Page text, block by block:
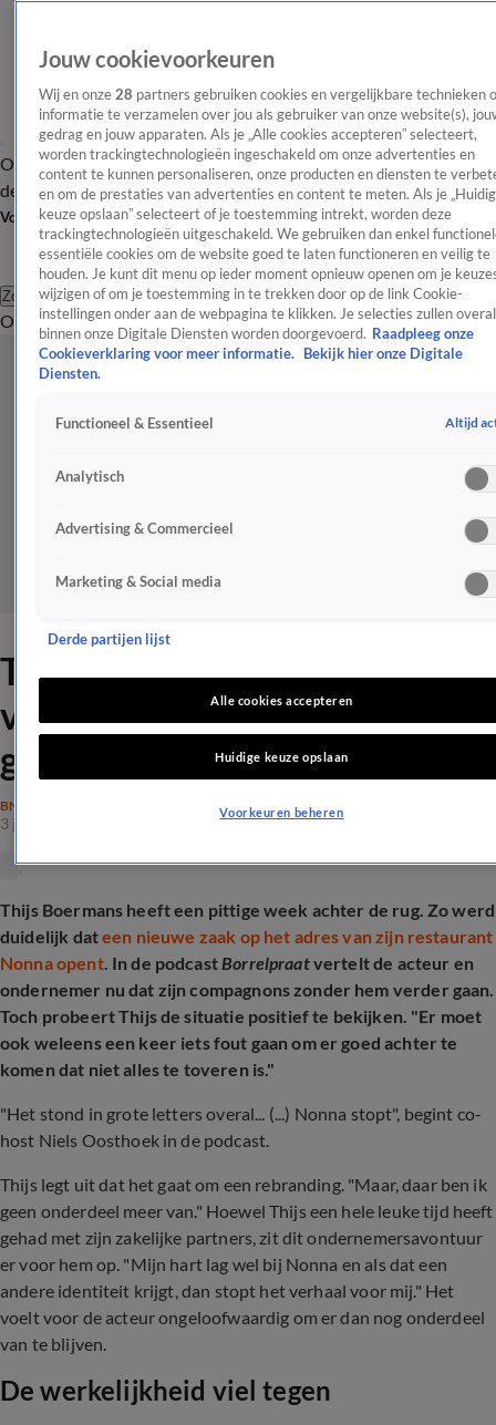
OverzichtAfleveringen Entertainment TV Algemeen
Tip
de redactieNieuwsbrief
Volg Shownieuws
Zoeken
OverzichtEntertainmentSpraakmakendRealityCrimeVideo's
Thijs Boermans eerlijk over
vertrek bij Nonna, partners
gaan door zonder hem
BN'ERS
3 juni 2026, 20:42
Thijs Boermans heeft een pittige week achter de rug. Zo werd
duidelijk dateen nieuwe zaak op het adres van zijn restaurant
Nonna opent. In de podcastBorrelpraatvertelt de acteur en
ondernemer nu dat zijn compagnons zonder hem verder gaan.
Toch probeert Thijs de situatie positief te bekijken. "Er moet
ook weleens een keer iets fout gaan om er goed achter te
komen dat niet alles te toveren is."
"Het stond in grote letters overal... (...) Nonna stopt", begint co-
host Niels Oosthoek in de podcast.
Thijs legt uit dat het gaat om een rebranding. "Maar, daar ben ik
geen onderdeel meer van." Hoewel Thijs een hele leuke tijd heeft
gehad met zijn zakelijke partners, zit dit ondernemersavontuur
er voor hem op. "Mijn hart lag wel bij Nonna en als dat een
andere identiteit krijgt, dan stopt het verhaal voor mij." Het
voelt voor de acteur ongeloofwaardig om er dan nog onderdeel
van te blijven.
De werkelijkheid viel tegen
Jouw cookievoorkeuren
Wij en onze 28 partners gebruiken cookies en vergelijkbare technieken
informatie te verzamelen over jou als gebruiker van onze website(s),
gedrag en jouw apparaten. Als je „Alle cookies accepteren” selecteert,
worden trackingtechnologieën ingeschakeld om onze advertenties en
content te kunnen personaliseren, onze producten en diensten te
en om de prestaties van advertenties en content te meten. Als je
keuze opslaan” selecteert of je toestemming intrekt, worden deze
trackingtechnologieën uitgeschakeld. We gebruiken dan enkel
essentiële cookies om de website goed te laten functioneren en veilig te
houden. Je kunt dit menu op ieder moment opnieuw openen om je
wijzigen of om je toestemming in te trekken door op de link Cookie-
instellingen onder aan de webpagina te klikken. Je selecties zullen overal
binnen onze Digitale Diensten worden doorgevoerd. Raadpleeg onze
Cookieverklaring voor meer informatie.
Bekijk hier onze Digitale
Diensten.
Functioneel & Essentieel Altijd
Analytisch
Advertising & Commercieel
Marketing & Social media
Derde partijen lijst
Alle cookies accepteren
Huidige keuze opslaan
Voorkeuren beheren